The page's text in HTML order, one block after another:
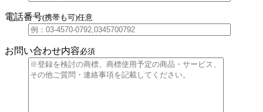
電話番号(携帯も可)任意
お問い合わせ内容必須